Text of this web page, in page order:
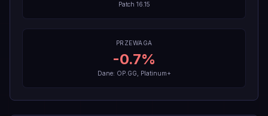
Patch 16.15
PRZEWAGA
-0.7%
Dane: OP.GG, Platinum+